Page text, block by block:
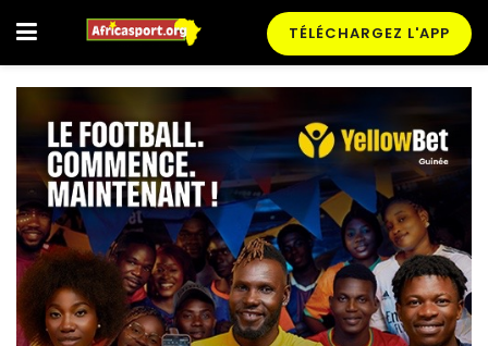
TÉLÉCHARGEZ L'APP